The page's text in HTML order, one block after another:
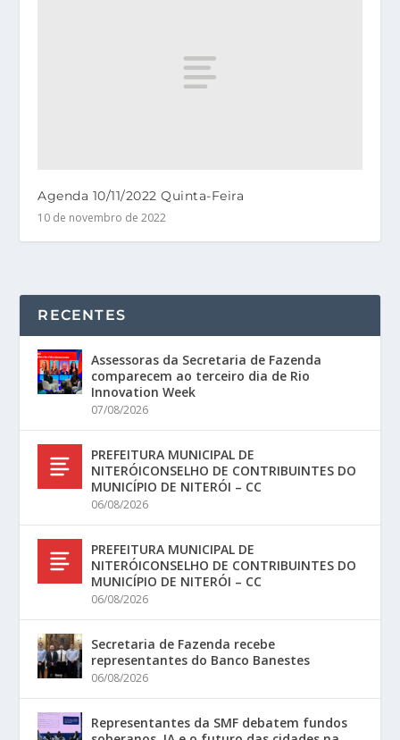
Agenda 10/11/2022 Quinta-Feira
10 de novembro de 2022
RECENTES
Assessoras da Secretaria de Fazenda
comparecem ao terceiro dia de Rio
Innovation Week
07/08/2026
PREFEITURA MUNICIPAL DE
NITERÓICONSELHO DE CONTRIBUINTES DO
MUNICÍPIO DE NITERÓI – CC
06/08/2026
PREFEITURA MUNICIPAL DE
NITERÓICONSELHO DE CONTRIBUINTES DO
MUNICÍPIO DE NITERÓI – CC
06/08/2026
Secretaria de Fazenda recebe
representantes do Banco Banestes
06/08/2026
Representantes da SMF debatem fundos